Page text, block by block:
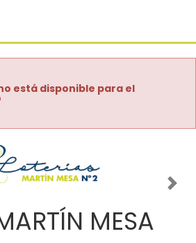
está disponible para el
MESA